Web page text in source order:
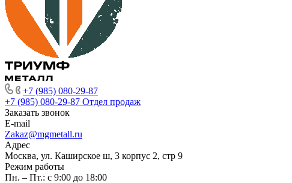
+7 (985) 080-29-87
+7 (985) 080-29-87 Отдел продаж
Заказать звонок
E-mail
Zakaz@mgmetall.ru
Адрес
Москва, ул. Каширское ш, 3 корпус 2, стр 9
Режим работы
Пн. – Пт.: с 9:00 до 18:00